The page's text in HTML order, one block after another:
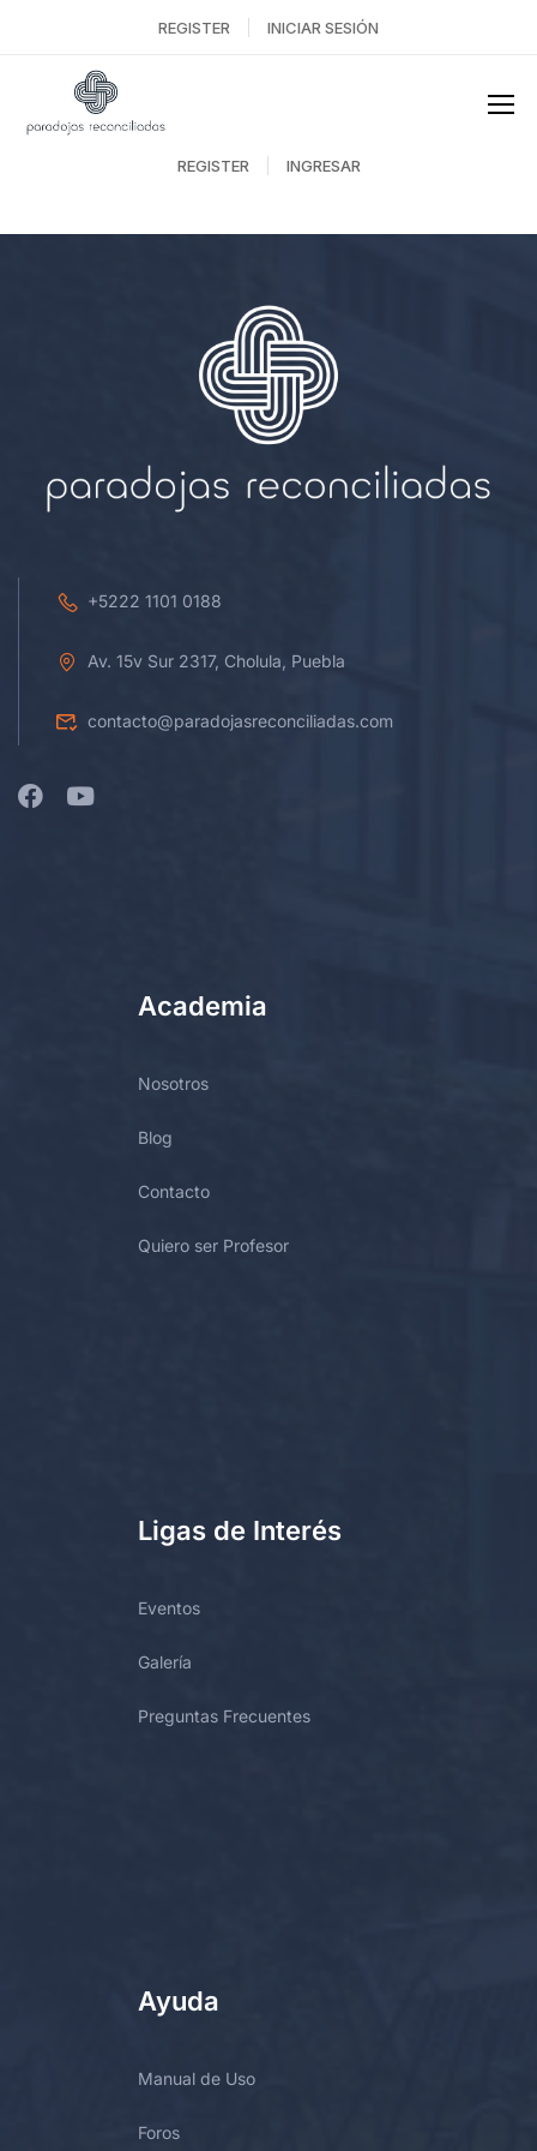
REGISTER INICIAR SESIÓN
REGISTER INGRESAR
+5222 1101 0188
Av. 15v Sur 2317, Cholula, Puebla
contacto@paradojasreconciliadas.com
Academia
Nosotros
Blog
Contacto
Quiero ser Profesor
Ligas de Interés
Eventos
Galería
Preguntas Frecuentes
Ayuda
Manual de Uso
Foros